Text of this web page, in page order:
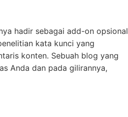
hadir sebagai add-on opsional
kata kunci yang
konten. Sebuah blog yang
Anda dan pada gilirannya,